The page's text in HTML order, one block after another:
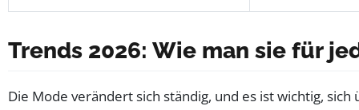
Trends 2026: Wie man sie für
Die Mode verändert sich ständig, und es ist wichtig,